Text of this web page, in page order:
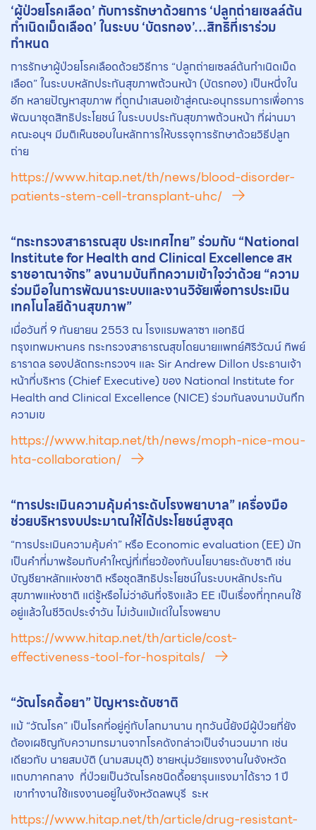
‘ผู้ป่วยโรคเลือด’ กับการรักษาด้วยการ ‘ปลูกถ่ายเซลล์ต้น
กำเนิดเม็ดเลือด’ ในระบบ ‘บัตรทอง’…สิทธิที่เราร่วม
กำหนด
การรักษาผู้ป่วยโรคเลือดด้วยวิธีการ “ปลูกถ่ายเซลล์ต้นกำเนิดเม็ด
เลือด” ในระบบหลักประกันสุขภาพถ้วนหน้า (บัตรทอง) เป็นหนึ่งใน
อีก หลายปัญหาสุขภาพ ที่ถูกนำเสนอเข้าสู่คณะอนุกรรมการเพื่อการ
พัฒนาชุดสิทธิประโยชน์ ในระบบประกันสุขภาพถ้วนหน้า ที่ผ่านมา
คณะอนุฯ มีมติเห็นชอบในหลักการให้บรรจุการรักษาด้วยวิธีปลูก
ถ่าย
https://www.hitap.net/th/news/blood-disorder-
patients-stem-cell-transplant-uhc/
“กระทรวงสาธารณสุข ประเทศไทย” ร่วมกับ “National
Institute for Health and Clinical Excellence สห
ราชอาณาจักร” ลงนามบันทึกความเข้าใจว่าด้วย “ความ
ร่วมมือในการพัฒนาระบบและงานวิจัยเพื่อการประเมิน
เทคโนโลยีด้านสุขภาพ”
เมื่อวันที่ 9 กันยายน 2553 ณ โรงแรมพลาซา แอทธินี
กรุงเทพมหานคร กระทรวงสาธารณสุขโดยนายแพทย์ศิริวัฒน์ ทิพย์
ธาราดล รองปลัดกระทรวงฯ และ Sir Andrew Dillon ประธานเจ้า
หน้าที่บริหาร (Chief Executive) ของ National Institute for
Health and Clinical Excellence (NICE) ร่วมกันลงนามบันทึก
ความเข
https://www.hitap.net/th/news/moph-nice-mou-
hta-collaboration/
“การประเมินความคุ้มค่าระดับโรงพยาบาล” เครื่องมือ
ช่วยบริหารงบประมาณให้ได้ประโยชน์สูงสุด
“การประเมินความคุ้มค่า” หรือ Economic evaluation (EE) มัก
เป็นคำที่มาพร้อมกับคำใหญ่ที่เกี่ยวข้องกับนโยบายระดับชาติ เช่น
บัญชียาหลักแห่งชาติ หรือชุดสิทธิประโยชน์ในระบบหลักประกัน
สุขภาพแห่งชาติ แต่รู้หรือไม่ว่าอันที่จริงแล้ว EE เป็นเรื่องที่ทุกคนใช้
อยู่แล้วในชีวิตประจำวัน ไม่เว้นแม้แต่ในโรงพยาบ
https://www.hitap.net/th/article/cost-
effectiveness-tool-for-hospitals/
“วัณโรคดื้อยา” ปัญหาระดับชาติ
แม้ “วัณโรค” เป็นโรคที่อยู่คู่กับโลกมานาน ทุกวันนี้ยังมีผู้ป่วยที่ยัง
ต้องเผชิญกับความทรมานจากโรคดังกล่าวเป็นจำนวนมาก เช่น
เดียวกับ นายสมบัติ (นามสมมุติ) ชายหนุ่มวัยแรงงานในจังหวัด
แถบภาคกลาง ที่ป่วยเป็นวัณโรคชนิดดื้อยารุนแรงมาได้ราว 1 ปี
เขาทำงานใช้แรงงานอยู่ในจังหวัดลพบุรี ระห
https://www.hitap.net/th/article/drug-resistant-